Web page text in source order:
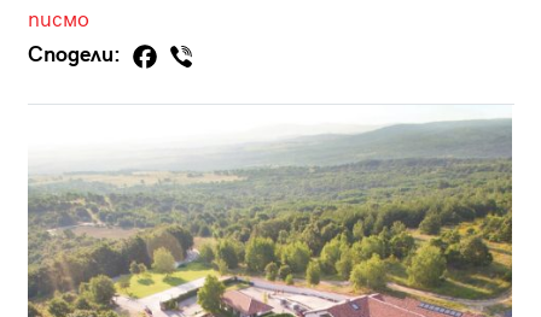
писмо
Сподели: